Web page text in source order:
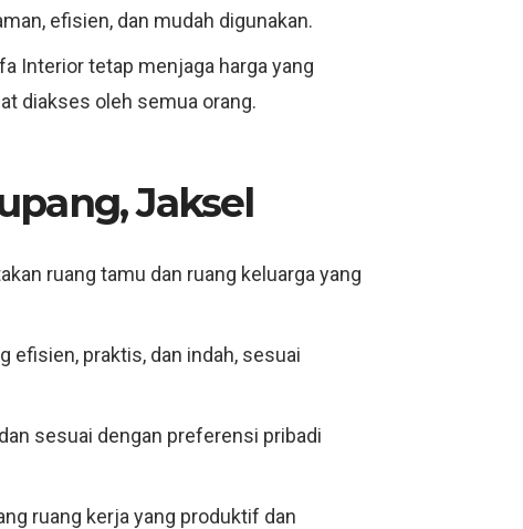
efisien, dan mudah digunakan.
Interior tetap menjaga harga yang
diakses oleh semua orang.
Jaksel
ruang tamu dan ruang keluarga yang
efisien, praktis, dan indah, sesuai
sesuai dengan preferensi pribadi
ruang kerja yang produktif dan